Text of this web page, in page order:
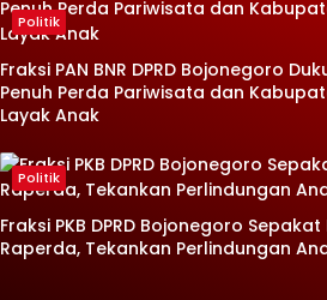
Politik
Fraksi PAN BNR DPRD Bojonegoro
Penuh Perda Pariwisata dan
Layak Anak
Politik
Fraksi PKB DPRD Bojonegoro Sepakat
Raperda, Tekankan Perlindungan